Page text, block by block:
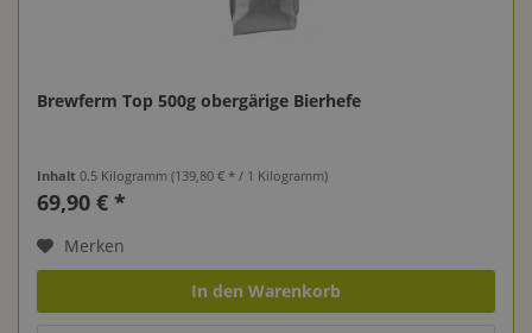
Brewferm Top 500g obergärige Bierhefe
Inhalt0.5 Kilogramm(139,80 € * / 1 Kilogramm)
69,90 € *
Merken
In den Warenkorb